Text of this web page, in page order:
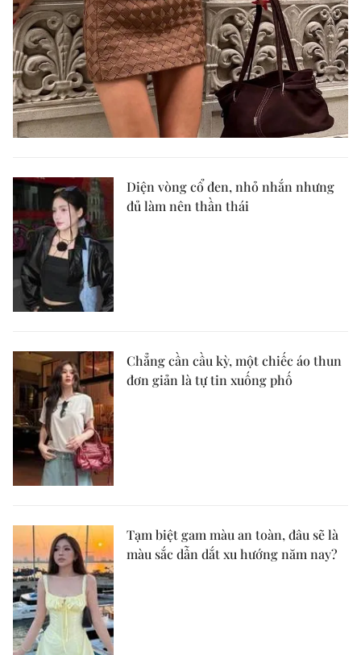
Diện vòng cổ đen, nhỏ nhắn nhưng
đủ làm nên thần thái
Chẳng cần cầu kỳ, một chiếc áo thun
đơn giản là tự tin xuống phố
Tạm biệt gam màu an toàn, đâu sẽ là
màu sắc dẫn dắt xu hướng năm nay?